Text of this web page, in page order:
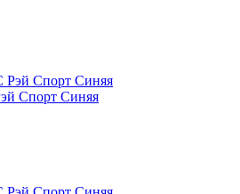
Спорт Синяя